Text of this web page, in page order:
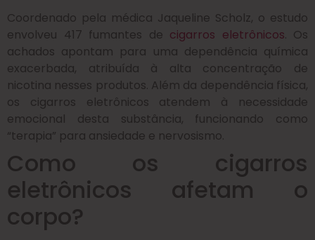
Coordenado pela médica Jaqueline Scholz, o estudo
envolveu 417 fumantes de cigarros eletrônicos. Os
achados apontam para uma dependência química
exacerbada, atribuída à alta concentração de
nicotina nesses produtos. Além da dependência física,
os cigarros eletrônicos atendem à necessidade
emocional desta substância, funcionando como
“terapia” para ansiedade e nervosismo.
Como os cigarros
eletrônicos afetam o
corpo?